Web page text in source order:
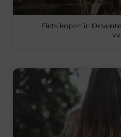
Fiets kopen in